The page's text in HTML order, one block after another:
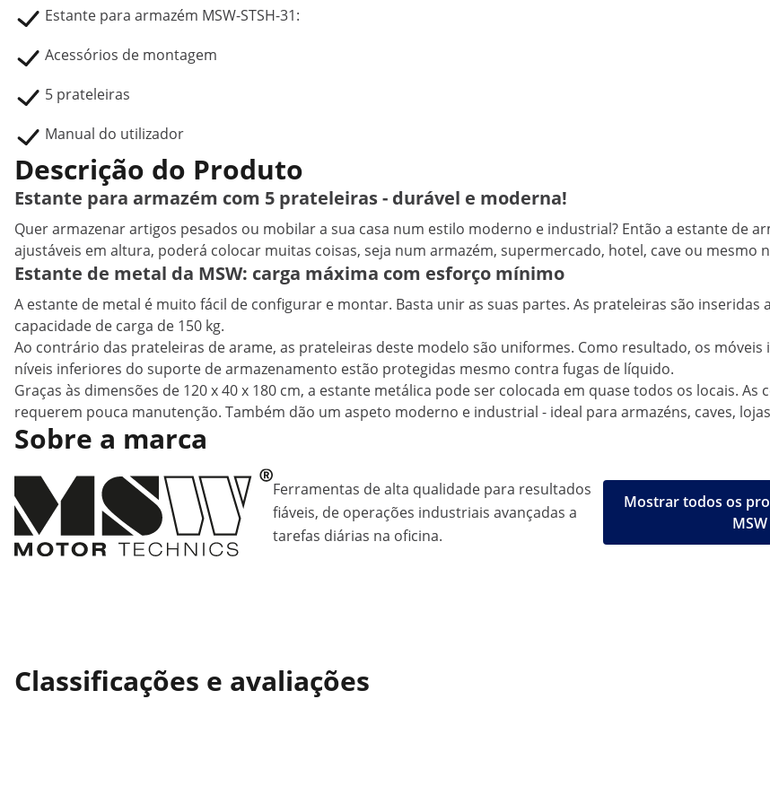
Estante para armazém MSW-STSH-31:
Acessórios de montagem
5 prateleiras
Manual do utilizador
Descrição do Produto
Estante para armazém com 5 prateleiras - durável e moderna!
Quer armazenar artigos pesados ou mobilar a sua casa num estilo moderno e industrial? Então a estante de
ajustáveis em altura, poderá colocar muitas coisas, seja num armazém, supermercado, hotel, cave ou mesmo
Estante de metal da MSW: carga máxima com esforço mínimo
A estante de metal é muito fácil de configurar e montar. Basta unir as suas partes. As prateleiras são
capacidade de carga de 150 kg.
Ao contrário das prateleiras de arame, as prateleiras deste modelo são uniformes. Como resultado, os
níveis inferiores do suporte de armazenamento estão protegidas mesmo contra fugas de líquido.
Graças às dimensões de 120 x 40 x 180 cm, a estante metálica pode ser colocada em quase todos os locais.
requerem pouca manutenção. Também dão um aspeto moderno e industrial - ideal para armazéns, caves,
Sobre a marca
Ferramentas de alta qualidade para resultados
fiáveis, de operações industriais avançadas a
tarefas diárias na oficina.
Mostrar todos os
MSW
Classificações e avaliações